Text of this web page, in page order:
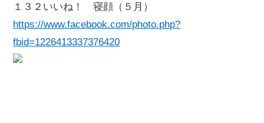
１３２いいね！ 寝顔（５月）
https://www.facebook.com/photo.php?
fbid=1226413337376420